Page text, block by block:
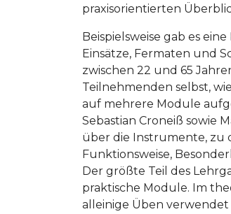
praxisorientierten
Beispielsweise gab es
Einsätze, Fermaten und
zwischen 22 und 65
Teilnehmenden selbst,
auf mehrere Module
Sebastian Croneiß sowie
über die Instrumente, zu
Funktionsweise,
Der größte Teil des
praktische Module. Im
alleinige Üben